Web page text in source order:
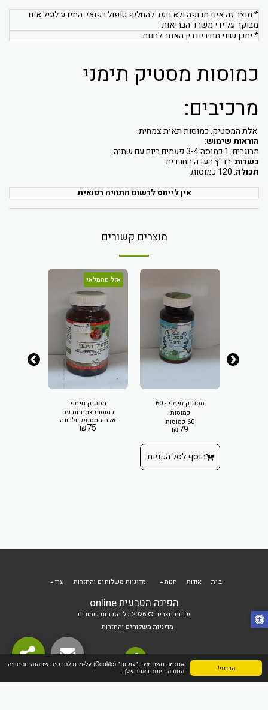
הבנתי!
אתר זה משתמש ב"עוגיות" (Cookie) על-מנת להבטיח שתהנה מהחוויה
הטובה ביותר באתר שלך.
* מוצר זה אינו תרופה ולא נועד להחליף טיפול רפואי. המידע לעיל אינו
מבוקר על ידי משרד הבריאות
* יתכן שוני מחירים בין האתר לחנות
כמוסות מסטיק תימני
מרכיבים:
אלת המסטיק, כמוסות תאית צמחית.
הוראות שימוש:
מבוגרים: 1 כמוסה 3-4 פעמים ביום עם שתיה.
כשרות: בד"ץ העדה החרדית
תכולה: 120 כמוסות
אין לייחס לרשום התוויה רפואית
מוצרים קשורים
מסטיק תימני - 60
כמוסות
60 כמוסות
₪79
הוסף לסל הקניות
אזל מהמלאי
מסטיק תימני
כמוסות צמחיות עם
אלת המסטיק ולבונה
₪75
הפינה הטבעית online
זכויות יוצרים © 2026 כל הזכויות שמורות
מדיניות משלוחים והחזרות
בית אודות חנות מדיניות משלוחים והחזרות עוד